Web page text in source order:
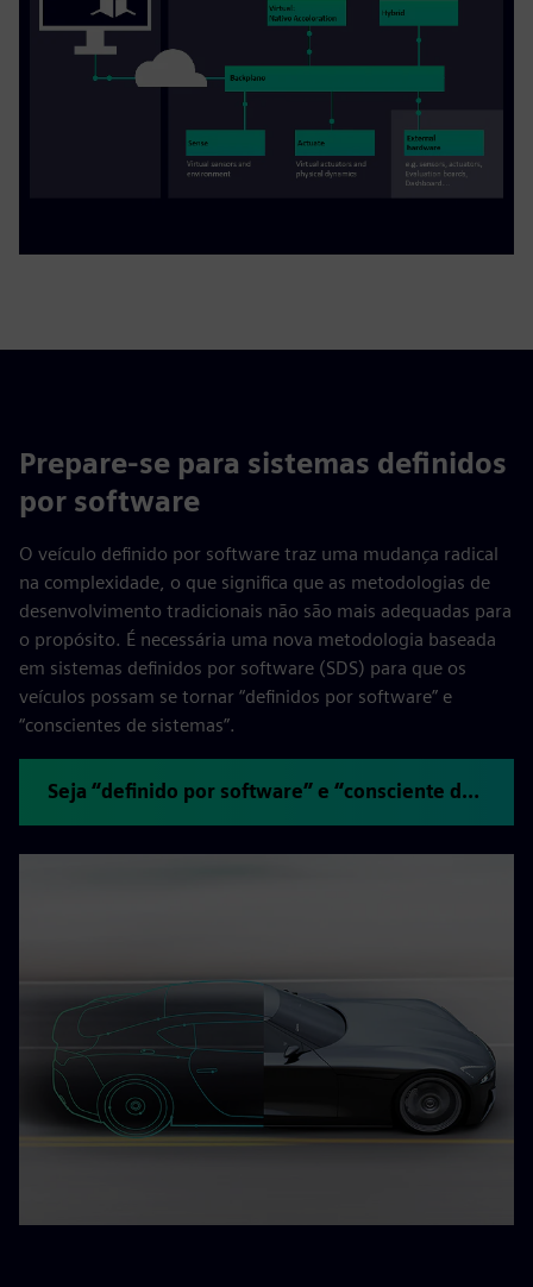
Prepare-se para sistemas definidos
por software
O veículo definido por software traz uma mudança radical
na complexidade, o que significa que as metodologias de
desenvolvimento tradicionais não são mais adequadas para
o propósito. É necessária uma nova metodologia baseada
em sistemas definidos por software (SDS) para que os
veículos possam se tornar “definidos por software” e
“conscientes de sistemas”.
Seja “definido por software” e “consciente de sistemas”